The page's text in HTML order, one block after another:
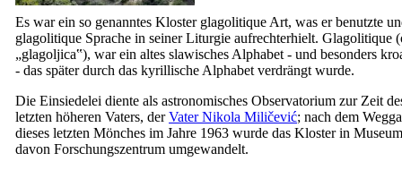
Es war ein so genanntes Kloster glagolitique Art, was er benutzte
glagolitique Sprache in seiner Liturgie aufrechterhielt. Glagolitique
„glagoljica‟), war ein altes slawisches Alphabet - und besonders
- das später durch das kyrillische Alphabet verdrängt wurde.
Die Einsiedelei diente als astronomisches Observatorium zur Zeit
letzten höheren Vaters, derVater Nikola Miličević; nach dem
dieses letzten Mönches im Jahre 1963 wurde das Kloster in
davon Forschungszentrum umgewandelt.